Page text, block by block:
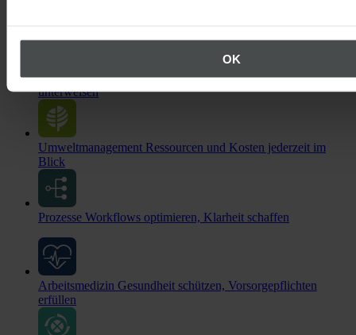
OK
Online-UnterweisungenMitarbeitende und Externe flexibel
unterweisen
Umweltmanagement Ressourcen und Kosten jederzeit im
Blick
Prozesse Workflows optimieren, Klarheit schaffen
Arbeitsmedizin Gesundheit schützen, Vorsorgepflichten
erfüllen